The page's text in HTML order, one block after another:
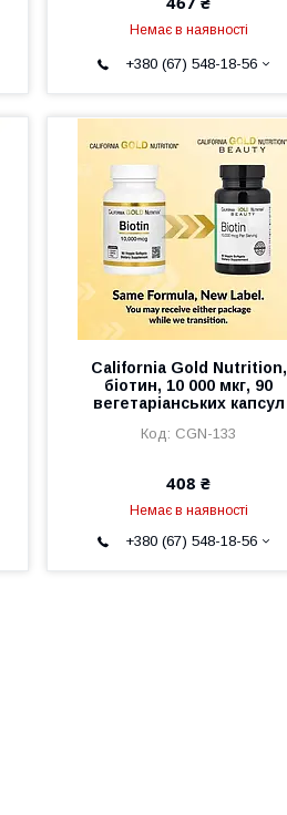
Немає в наявності
+380 (67) 548-18-56
California Gold Nutrition,
біотин, 10 000 мкг, 90
вегетаріанських капсул
CGN-133
408 ₴
Немає в наявності
+380 (67) 548-18-56